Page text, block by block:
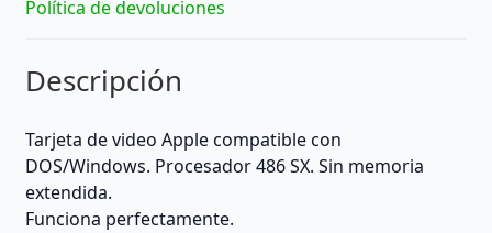
Política de devoluciones
Descripción
Tarjeta de video Apple compatible con
DOS/Windows. Procesador 486 SX. Sin memoria
extendida.
Funciona perfectamente.